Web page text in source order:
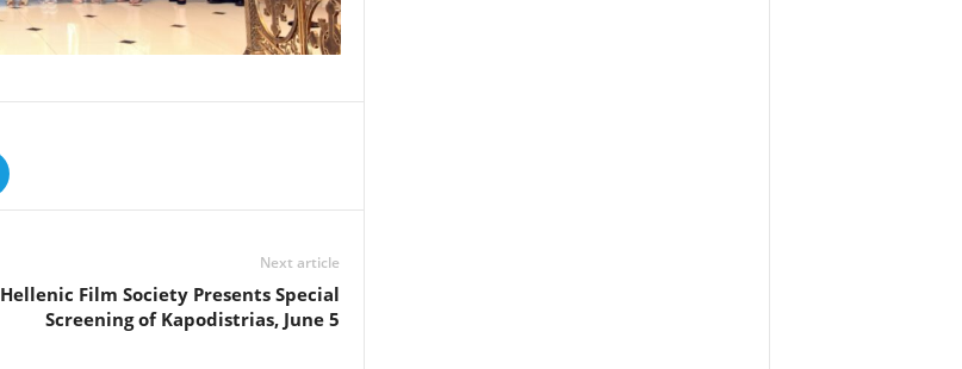
Next article
Hellenic Film Society Presents Special
Screening of Kapodistrias, June 5